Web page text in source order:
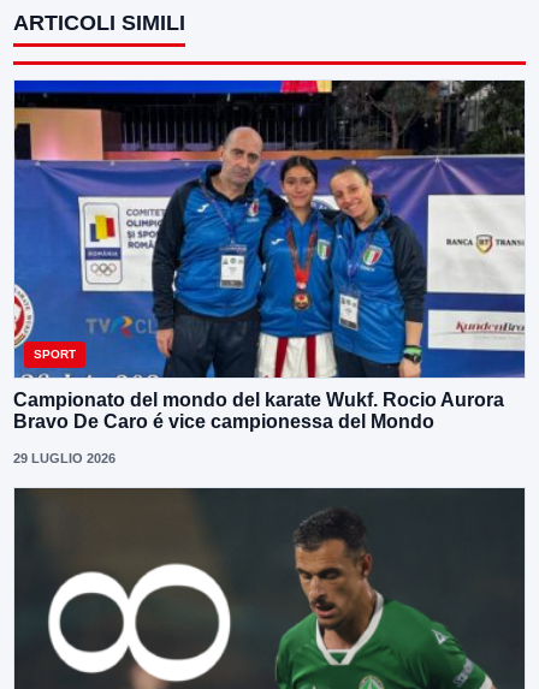
ARTICOLI SIMILI
SPORT
Campionato del mondo del karate Wukf. Rocio Aurora
Bravo De Caro é vice campionessa del Mondo
29 LUGLIO 2026